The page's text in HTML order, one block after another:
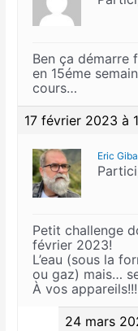
Ben ça démarre
en 15éme
cours…
17 février 2023 à
Eric
Petit challenge
février 2023!
L’eau (sous la
ou gaz) mais…
À vos appareils!!!
24 mars